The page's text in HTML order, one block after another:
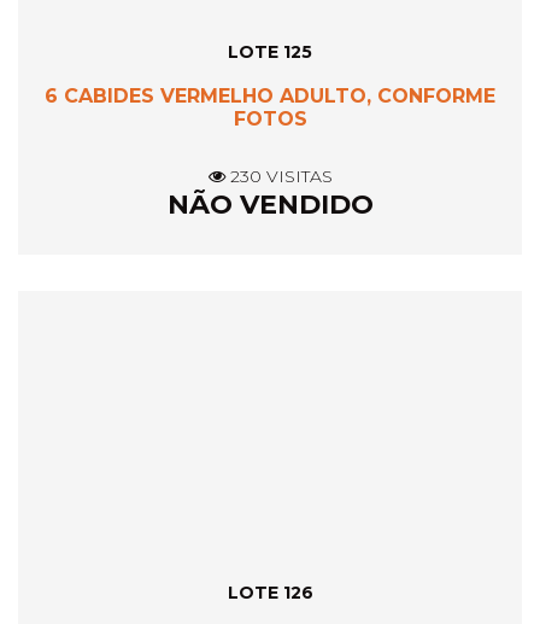
LOTE 125
6 CABIDES VERMELHO ADULTO, CONFORME
FOTOS
230 VISITAS
NÃO VENDIDO
LOTE 126